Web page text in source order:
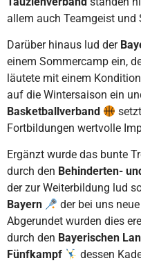
allem auch Teamgeist
Darüber hinaus lud der
einem Sommercamp ein,
läutete mit einem
auf die Wintersaison ein
Basketballverband
Fortbildungen wertvolle
Ergänzt wurde das bunte
durch den Behinderten-
der zur Weiterbildung lud
Bayern
der bei uns
Abgerundet wurden dies
durch den Bayerischen
Fünfkampf
dessen